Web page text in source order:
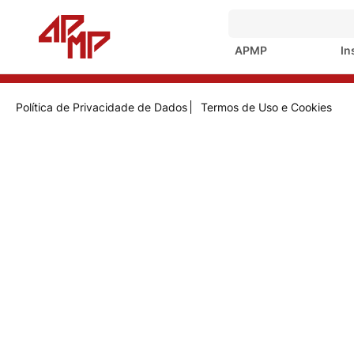
APMP
Institucional
Associação Paulista do Ministério Público 2025 © Todos
Rua Riachuelo, 115, 11º andar – Sé – São Paulo/SP -
Política de Privacidade de Dados Termos de Uso e Cookies